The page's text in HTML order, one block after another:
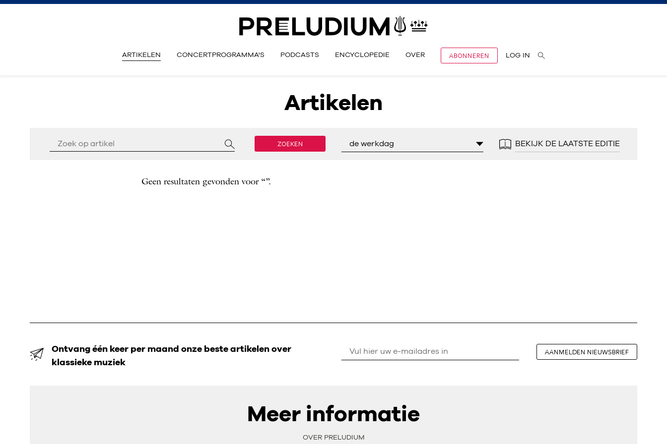
ARTIKELEN CONCERTPROGRAMMA'S PODCASTS ENCYCLOPEDIE OVER ABONNEREN LOG IN
Artikelen
ZOEKEN de werkdag BEKIJK DE LAATSTE EDITIE
Geen resultaten gevonden voor “”.
Ontvang één keer per maand onze beste artikelen over
klassieke muziek
AANMELDEN NIEUWSBRIEF
Meer informatie
OVER PRELUDIUM